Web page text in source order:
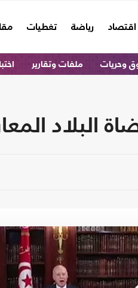
اقتصاد رياضة تغطيات
وحريات ملفات وتقارير
البلاد